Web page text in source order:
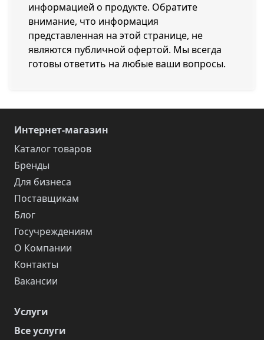
информацией о продукте. Обратите
внимание, что информация
представленная на этой странице, не
являются публичной офертой. Мы всегда
готовы ответить на любые ваши вопросы.
Интернет-магазин
Каталог товаров
Бренды
Для бизнеса
Поставщикам
Блог
Госучреждениям
О Компании
Контакты
Вакансии
Услуги
Все услуги